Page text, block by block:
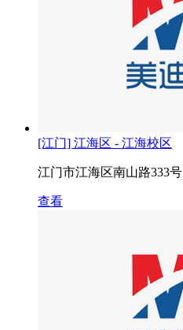
[江门] 江海区 - 江海校区
江门市江海区南山路333号
查看